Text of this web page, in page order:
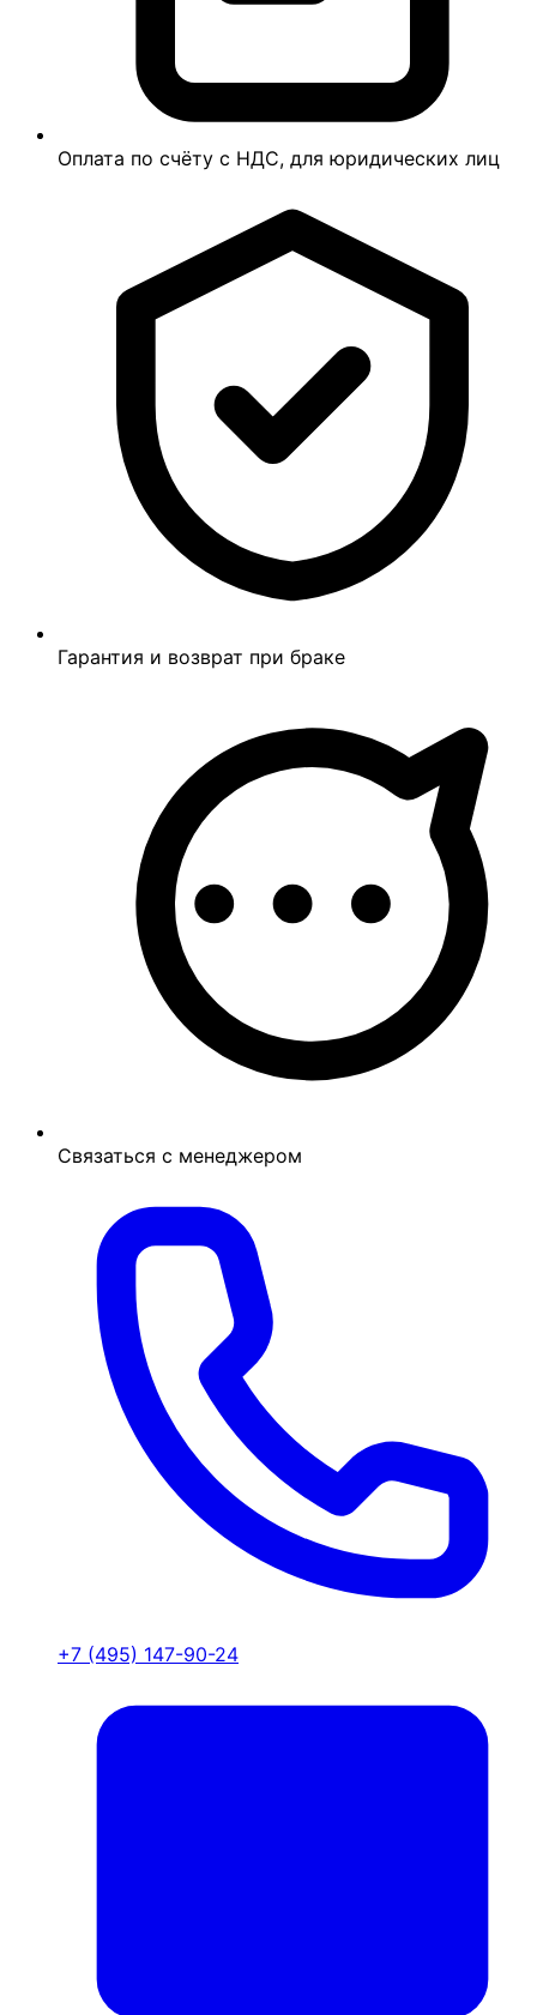
Оплата по счёту с НДС, для юридических лиц
Гарантия и возврат при браке
Связаться с менеджером
+7 (495) 147-90-24